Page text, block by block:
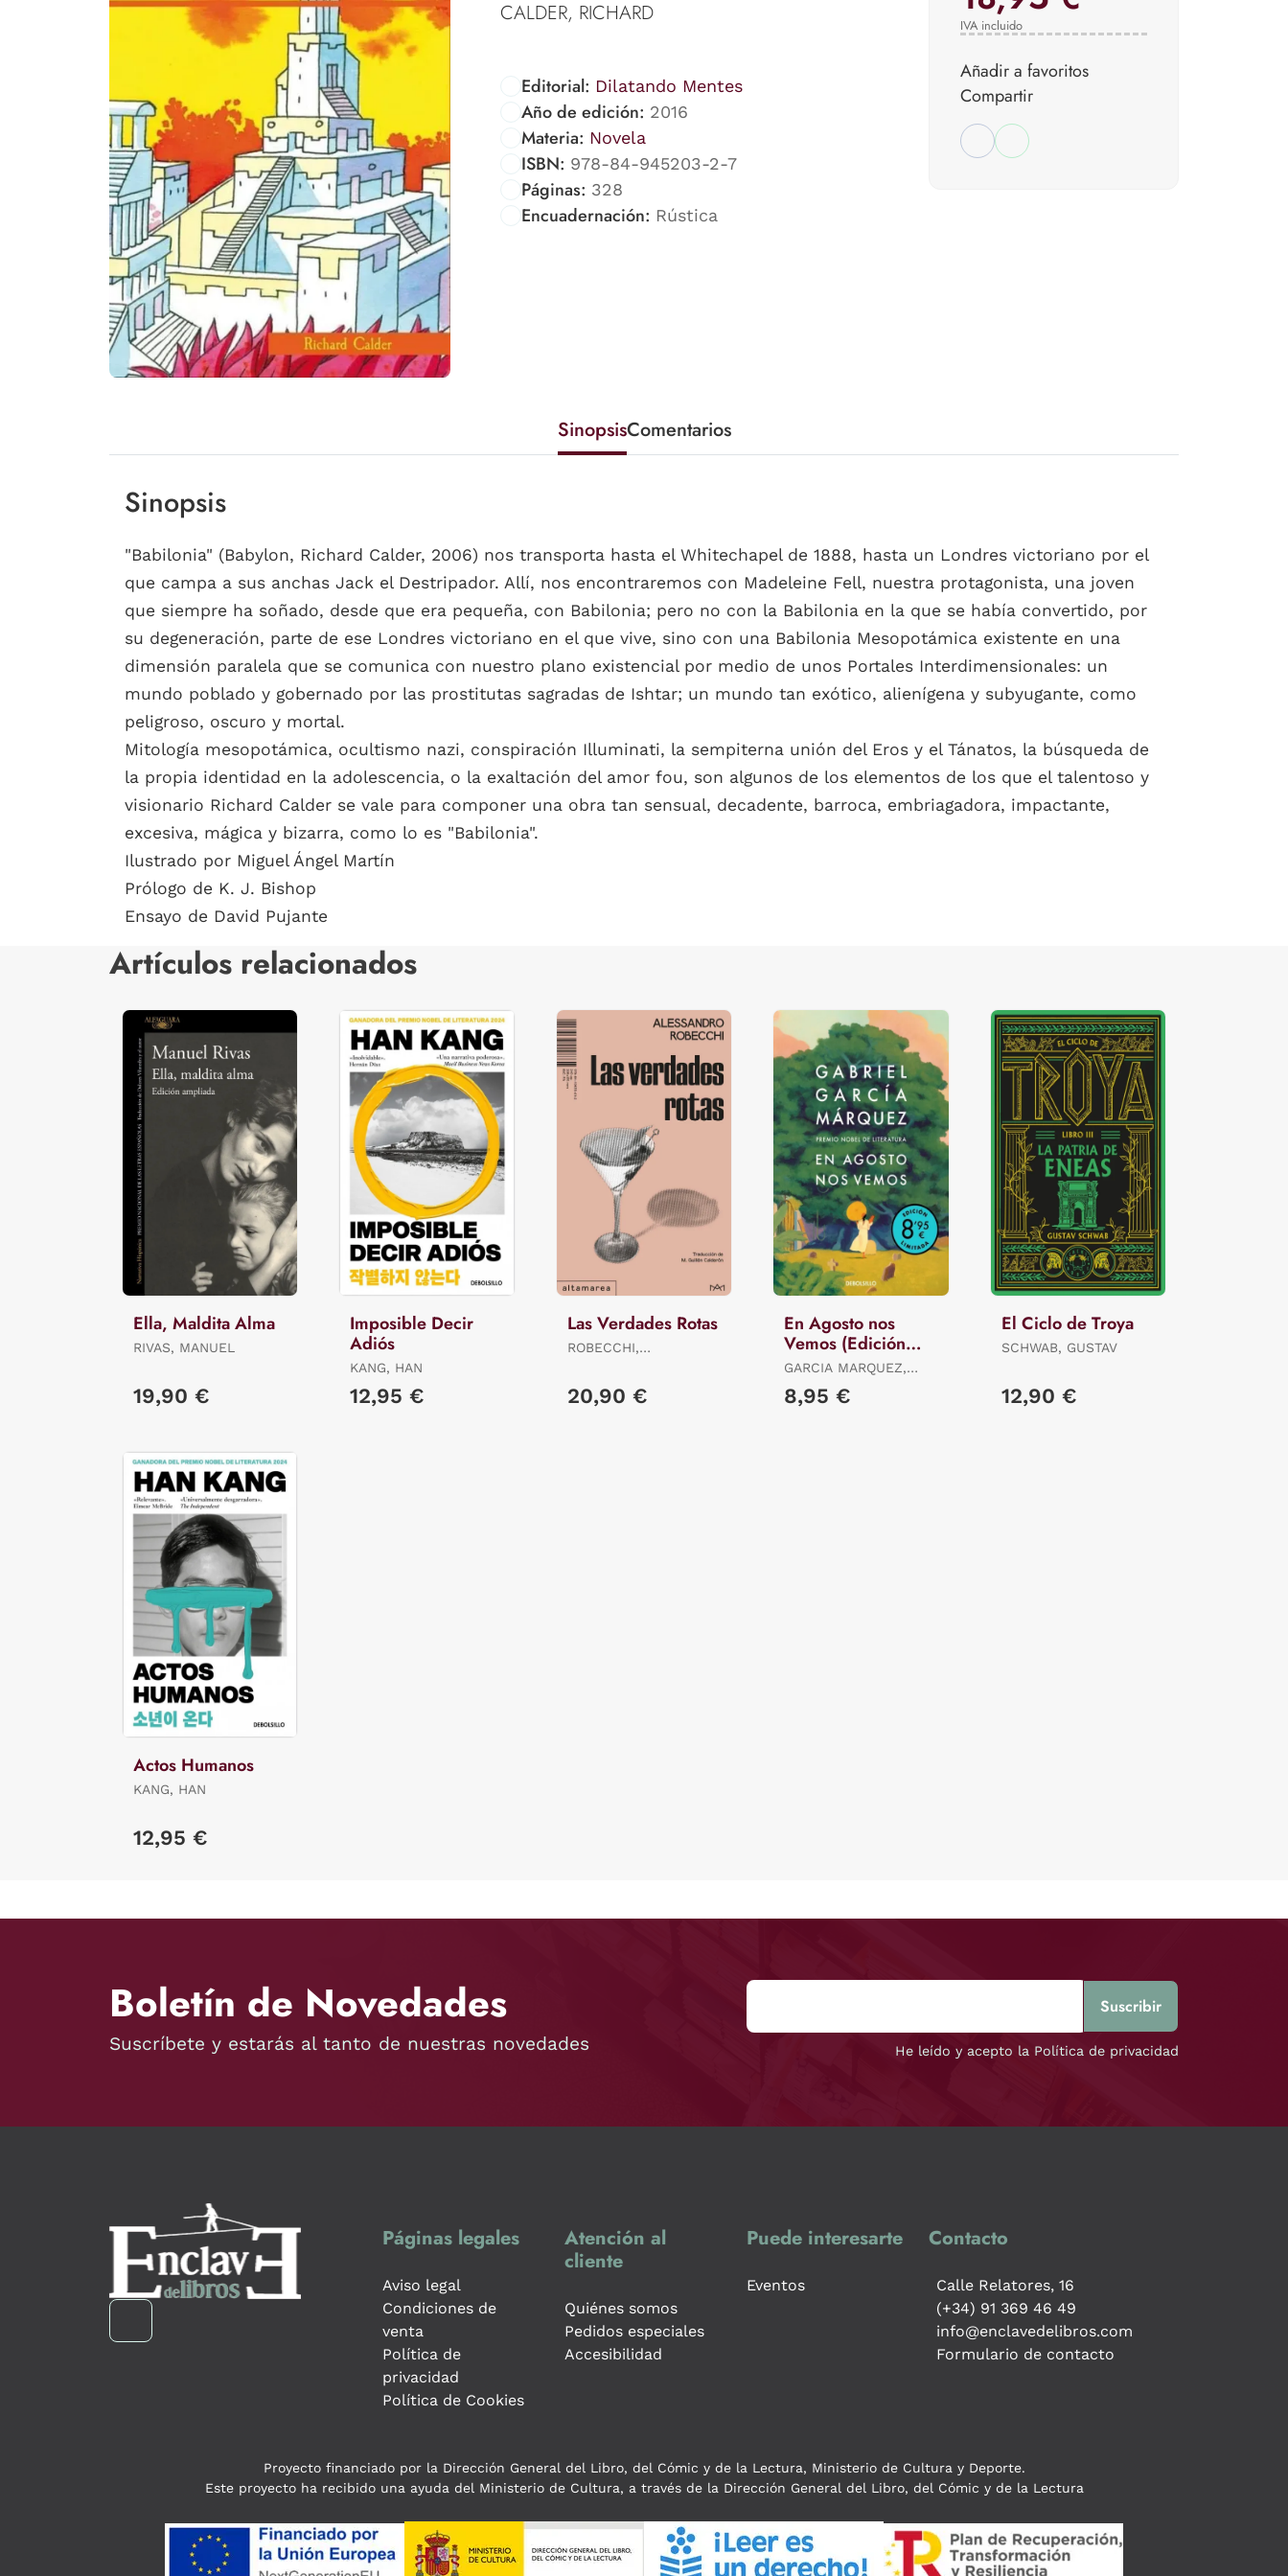
CALDER, RICHARD
Editorial: Dilatando Mentes
Año de edición: 2016
Materia: Novela
ISBN: 978-84-945203-2-7
Páginas: 328
Encuadernación: Rústica
IVA incluido
Añadir a favoritos
Compartir
SinopsisComentarios
Sinopsis
"Babilonia" (Babylon, Richard Calder, 2006) nos transporta hasta el Whitechapel de 1888, hasta un Londres victoriano por el
que campa a sus anchas Jack el Destripador. Allí, nos encontraremos con Madeleine Fell, nuestra protagonista, una joven
que siempre ha soñado, desde que era pequeña, con Babilonia; pero no con la Babilonia en la que se había convertido, por
su degeneración, parte de ese Londres victoriano en el que vive, sino con una Babilonia Mesopotámica existente en una
dimensión paralela que se comunica con nuestro plano existencial por medio de unos Portales Interdimensionales: un
mundo poblado y gobernado por las prostitutas sagradas de Ishtar; un mundo tan exótico, alienígena y subyugante, como
peligroso, oscuro y mortal.
Mitología mesopotámica, ocultismo nazi, conspiración Illuminati, la sempiterna unión del Eros y el Tánatos, la búsqueda de
la propia identidad en la adolescencia, o la exaltación del amor fou, son algunos de los elementos de los que el talentoso y
visionario Richard Calder se vale para componer una obra tan sensual, decadente, barroca, embriagadora, impactante,
excesiva, mágica y bizarra, como lo es "Babilonia".
Ilustrado por Miguel Ángel Martín
Prólogo de K. J. Bishop
Ensayo de David Pujante
Artículos relacionados
Ella, Maldita Alma
RIVAS, MANUEL
19,90 €
Imposible Decir
Adiós
KANG, HAN
12,95 €
Las Verdades Rotas
ROBECCHI,
20,90 €
En Agosto nos
Vemos (Edición
Limitada)
GARCIA MARQUEZ,
8,95 €
El Ciclo de Troya
SCHWAB, GUSTAV
12,90 €
Actos Humanos
KANG, HAN
12,95 €
Boletín de Novedades
Suscríbete y estarás al tanto de nuestras novedades He leído y acepto la Política de privacidad
Páginas legales
Aviso legal
Condiciones de
venta
Política de
privacidad
Política de Cookies
Atención al
cliente
Quiénes somos
Pedidos especiales
Accesibilidad
Puede interesarte
Eventos
Contacto
Calle Relatores, 16
(+34) 91 369 46 49
info@enclavedelibros.com
Formulario de contacto
Proyecto financiado por la Dirección General del Libro, del Cómic y de la Lectura, Ministerio de Cultura y Deporte.
Este proyecto ha recibido una ayuda del Ministerio de Cultura, a través de la Dirección General del Libro, del Cómic y de la Lectura